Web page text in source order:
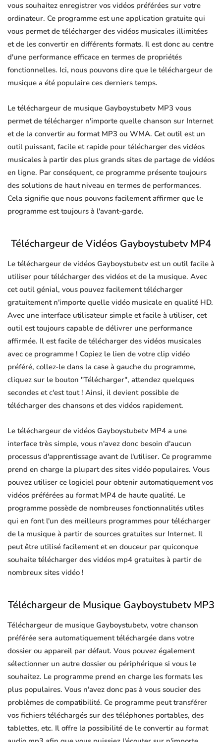
vous souhaitez enregistrer vos vidéos préférées sur votre
ordinateur. Ce programme est une application gratuite qui
vous permet de télécharger des vidéos musicales illimitées
et de les convertir en différents formats. Il est donc au centre
d'une performance efficace en termes de propriétés
fonctionnelles. Ici, nous pouvons dire que le téléchargeur de
musique a été populaire ces derniers temps.
Le téléchargeur de musique Gayboystubetv MP3 vous
permet de télécharger n'importe quelle chanson sur Internet
et de la convertir au format MP3 ou WMA. Cet outil est un
outil puissant, facile et rapide pour télécharger des vidéos
musicales à partir des plus grands sites de partage de vidéos
en ligne. Par conséquent, ce programme présente toujours
des solutions de haut niveau en termes de performances.
Cela signifie que nous pouvons facilement affirmer que le
programme est toujours à l'avant-garde.
Téléchargeur de Vidéos Gayboystubetv MP4
Le téléchargeur de vidéos Gayboystubetv est un outil facile à
utiliser pour télécharger des vidéos et de la musique. Avec
cet outil génial, vous pouvez facilement télécharger
gratuitement n'importe quelle vidéo musicale en qualité HD.
Avec une interface utilisateur simple et facile à utiliser, cet
outil est toujours capable de délivrer une performance
affirmée. Il est facile de télécharger des vidéos musicales
avec ce programme ! Copiez le lien de votre clip vidéo
préféré, collez-le dans la case à gauche du programme,
cliquez sur le bouton "Télécharger", attendez quelques
secondes et c'est tout ! Ainsi, il devient possible de
télécharger des chansons et des vidéos rapidement.
Le téléchargeur de vidéos Gayboystubetv MP4 a une
interface très simple, vous n'avez donc besoin d'aucun
processus d'apprentissage avant de l'utiliser. Ce programme
prend en charge la plupart des sites vidéo populaires. Vous
pouvez utiliser ce logiciel pour obtenir automatiquement vos
vidéos préférées au format MP4 de haute qualité. Le
programme possède de nombreuses fonctionnalités utiles
qui en font l'un des meilleurs programmes pour télécharger
de la musique à partir de sources gratuites sur Internet. Il
peut être utilisé facilement et en douceur par quiconque
souhaite télécharger des vidéos mp4 gratuites à partir de
nombreux sites vidéo !
Téléchargeur de Musique Gayboystubetv MP3
Téléchargeur de musique Gayboystubetv, votre chanson
préférée sera automatiquement téléchargée dans votre
dossier ou appareil par défaut. Vous pouvez également
sélectionner un autre dossier ou périphérique si vous le
souhaitez. Le programme prend en charge les formats les
plus populaires. Vous n'avez donc pas à vous soucier des
problèmes de compatibilité. Ce programme peut transférer
vos fichiers téléchargés sur des téléphones portables, des
tablettes, etc. Il offre la possibilité de le convertir au format